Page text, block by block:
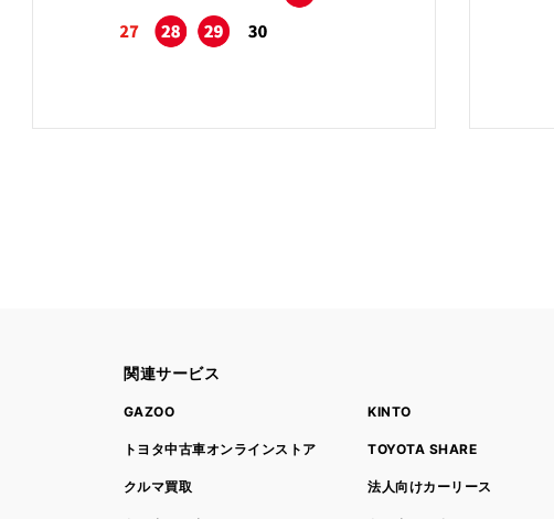
関連サービス
GAZOO
トヨタ中古車オンラインストア
クルマ買取
KINTO
TOYOTA SHARE
法人向けカーリース